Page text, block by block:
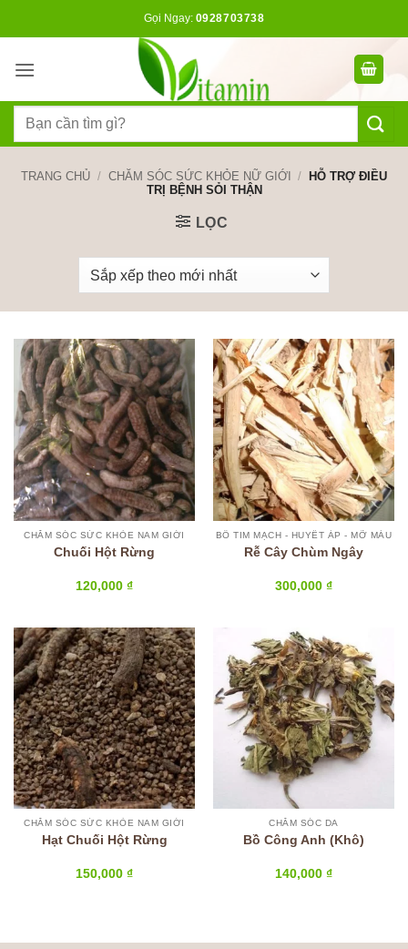
dung
Gọi Ngay: 0928703738
Tìm
TRANG CHỦ / CHĂM SÓC SỨC KHỎE NỮ GIỚI /
HỖ TRỢ ĐIỀU
TRỊ BỆNH SỎI THẬN
LỌC
CHĂM SÓC SỨC KHỎE NAM GIỚI
Chuối Hột Rừng
120,000 ₫
BỔ TIM MẠCH - HUYẾT ÁP - MỠ MÁU
Rễ Cây Chùm Ngây
300,000 ₫
CHĂM SÓC SỨC KHỎE NAM GIỚI
Hạt Chuối Hột Rừng
150,000 ₫
CHĂM SÓC DA
Bồ Công Anh (Khô)
140,000 ₫